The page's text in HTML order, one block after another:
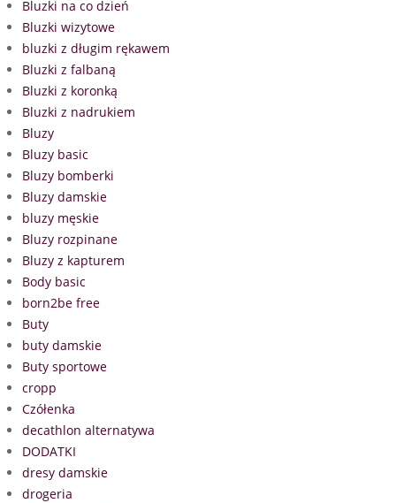
Bluzki na co dzień
Bluzki wizytowe
bluzki z długim rękawem
Bluzki z falbaną
Bluzki z koronką
Bluzki z nadrukiem
Bluzy
Bluzy basic
Bluzy bomberki
Bluzy damskie
bluzy męskie
Bluzy rozpinane
Bluzy z kapturem
Body basic
born2be free
Buty
buty damskie
Buty sportowe
cropp
Czółenka
decathlon alternatywa
DODATKI
dresy damskie
drogeria